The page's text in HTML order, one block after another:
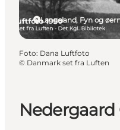
Nedergaard
Langeland, Fyn og
Foto: Dana Luftfoto
© Danmark set fra Luften